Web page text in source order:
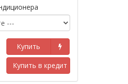
Купить
Купить в кредит